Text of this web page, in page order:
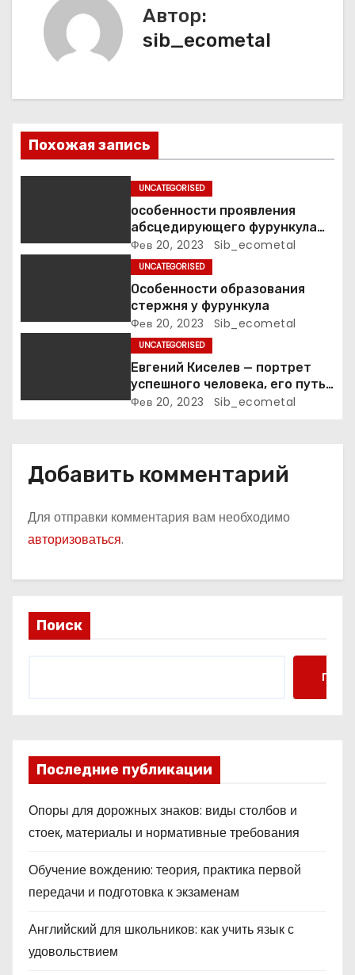
п
о
а
и
Автор:
sib_ecometal
Похожая запись
UNCATEGORISED
особенности проявления
абсцедирующего фурункула
код по МКБ-10
Фев 20, 2023 Sib_ecometal
UNCATEGORISED
Особенности образования
стержня у фурункула
Фев 20, 2023 Sib_ecometal
UNCATEGORISED
Евгений Киселев — портрет
успешного человека, его путь
к славе и личное счастье
Фев 20, 2023 Sib_ecometal
Добавить комментарий
Для отправки комментария вам необходимо
авторизоваться.
Поиск
Поиск
Последние публикации
Опоры для дорожных знаков: виды столбов и
стоек, материалы и нормативные требования
Обучение вождению: теория, практика первой
передачи и подготовка к экзаменам
Английский для школьников: как учить язык с
удовольствием